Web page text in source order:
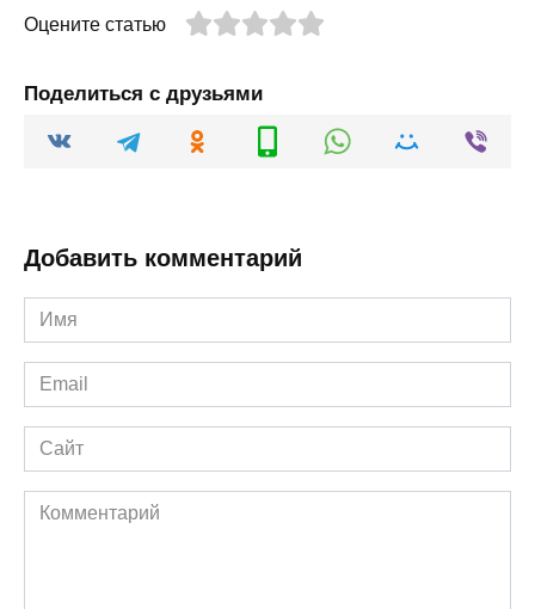
Оцените статью
Поделиться с друзьями
Добавить комментарий
Имя
*
Email
*
Сайт
Комментарий